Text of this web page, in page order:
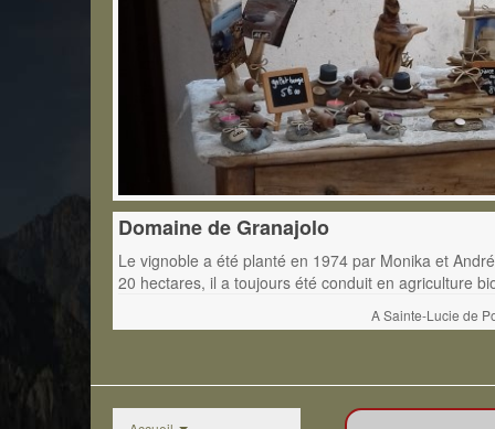
Domaine de Granajolo
Le vignoble a été planté en 1974 par Monika et
20 hectares, il a toujours été conduit en agriculture
A Sainte-Lucie de